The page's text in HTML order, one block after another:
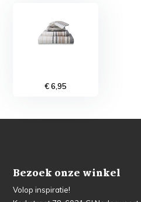
€ 6,95
Bezoek onze winkel
Volop inspiratie!